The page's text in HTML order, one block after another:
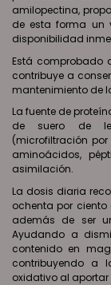
amilopectina,
de esta forma un
disponibilidad
Está comprobado
contribuye a
mantenimiento de
La fuente de
de suero de
(microfiltración
aminoácidos,
asimilación.
La dosis diaria
ochenta por ciento
además de ser
Ayudando a
contenido en
contribuyendo a
oxidativo al aportar